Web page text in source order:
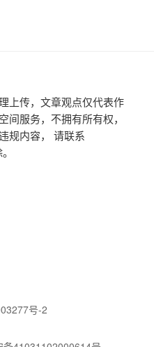
上传，文章观点仅代表作
间服务，不拥有所有权，
规内容， 请联系
号-2